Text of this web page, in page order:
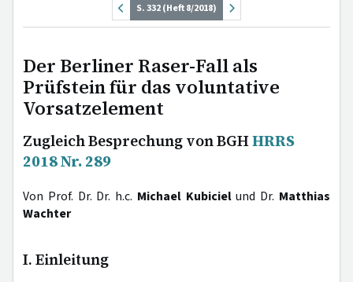
S. 332 (Heft 8/2018)
Der Berliner Raser-Fall als
Prüfstein für das voluntative
Vorsatzelement
Zugleich Besprechung von BGHHRRS
2018 Nr. 289
Von Prof. Dr. Dr. h.c. Michael Kubicielund Dr. Matthias
Wachter
I. Einleitung